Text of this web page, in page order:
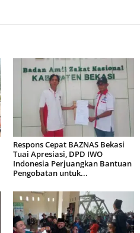
Respons Cepat BAZNAS Bekasi
Tuai Apresiasi, DPD IWO
Indonesia Perjuangkan Bantuan
Pengobatan untuk...